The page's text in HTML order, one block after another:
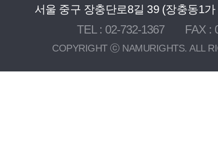
서울 중구 장충단로8길 39 (장충동1
TEL : 02-732-1367 FAX :
COPYRIGHT ⓒ NAMURIGHTS. ALL